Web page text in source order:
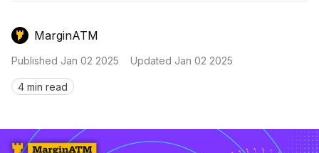
MarginATM
Published Jan 02 2025 Updated Jan 02 2025
4 min read